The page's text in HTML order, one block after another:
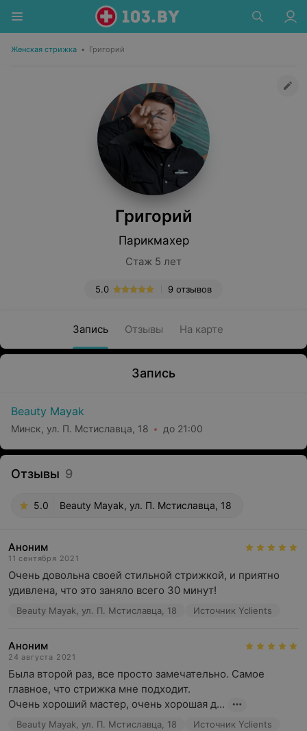
Женская стрижка • Григорий
Григорий
Парикмахер
Стаж 5 лет
9 отзывов
5.0
Запись Отзывы На карте
Запись
Beauty Mayak
Минск, ул. П. Мстиславца, 18 до 21:00
Отзывы 9
5.0 Beauty Mayak, ул. П. Мстиславца, 18
Аноним
11 сентября 2021
Очень довольна своей стильной стрижкой, и приятно
удивлена, что это заняло всего 30 минут!
Beauty Mayak, ул. П. Мстиславца, 18 Источник Yclients
Аноним
24 августа 2021
Была второй раз, все просто замечательно. Самое
главное, что стрижка мне подходит.
Очень хороший мастер, очень хорошая д...
Beauty Mayak, ул. П. Мстиславца, 18 Источник Yclients